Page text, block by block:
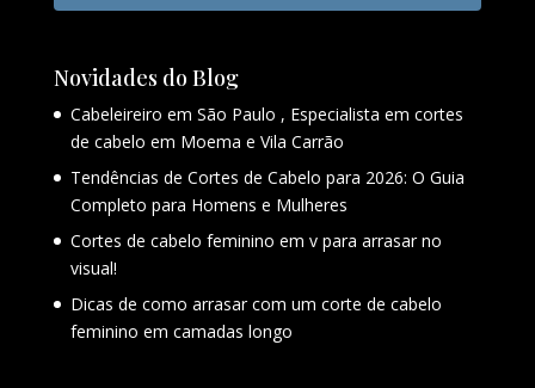
Novidades do Blog
Cabeleireiro em São Paulo , Especialista em cortes
de cabelo em Moema e Vila Carrão
Tendências de Cortes de Cabelo para 2026: O Guia
Completo para Homens e Mulheres
Cortes de cabelo feminino em v para arrasar no
visual!
Dicas de como arrasar com um corte de cabelo
feminino em camadas longo